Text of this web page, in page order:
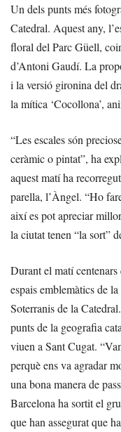
Un dels punts més
Catedral. Aquest any,
floral del Parc Güell,
d’Antoni Gaudí. La
i la versió gironina del
la mítica ‘Cocollona’,
“Les escales són
ceràmic o pintat”, ha
aquest matí ha
parella, l’Àngel. “Ho
així es pot apreciar
la ciutat tenen “la sort”
Durant el matí centenars
espais emblemàtics de
Soterranis de la
punts de la geografia
viuen a Sant Cugat.
perquè ens va agradar
una bona manera de
Barcelona ha sortit el
que han assegurat que